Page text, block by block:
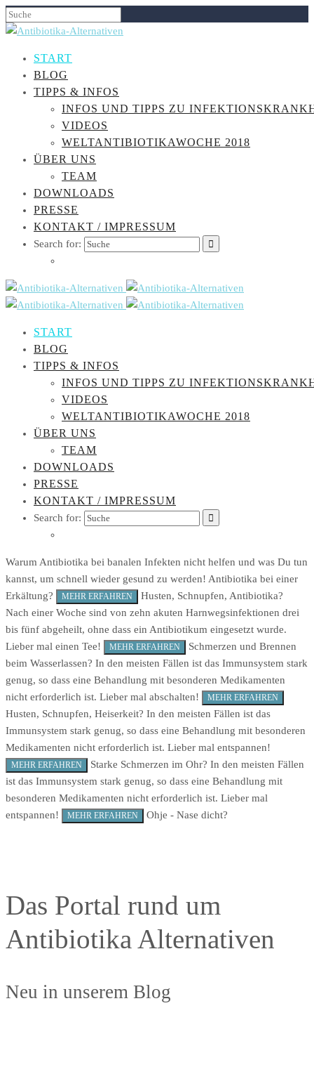
START
BLOG
TIPPS & INFOS
INFOS UND TIPPS ZU
VIDEOS
WELTANTIBIOTIKAWOCHE 2018
ÜBER UNS
TEAM
DOWNLOADS
PRESSE
KONTAKT / IMPRESSUM
Search for:
START
BLOG
TIPPS & INFOS
INFOS UND TIPPS ZU
VIDEOS
WELTANTIBIOTIKAWOCHE 2018
ÜBER UNS
TEAM
DOWNLOADS
PRESSE
KONTAKT / IMPRESSUM
Search for:
Warum Antibiotika bei banalen Infekten nicht helfen und was Du tun
kannst, um schnell wieder gesund zu werden! Antibiotika bei einer
Erkältung?
MEHR ERFAHREN
Husten, Schnupfen, Antibiotika?
Nach einer Woche sind von zehn akuten Harnwegsinfektionen drei
bis fünf abgeheilt, ohne dass ein Antibiotikum eingesetzt wurde.
Lieber mal einen Tee!
MEHR ERFAHREN
Schmerzen und Brennen
beim Wasserlassen? In den meisten Fällen ist das Immunsystem stark
genug, so dass eine Behandlung mit besonderen Medikamenten
nicht erforderlich ist. Lieber mal abschalten! MEHR ERFAHREN
Husten, Schnupfen, Heiserkeit? In den meisten Fällen ist das
Immunsystem stark genug, so dass eine Behandlung mit besonderen
Medikamenten nicht erforderlich ist. Lieber mal entspannen!
MEHR ERFAHREN Starke Schmerzen im Ohr? In den meisten Fällen
ist das Immunsystem stark genug, so dass eine Behandlung mit
besonderen Medikamenten nicht erforderlich ist. Lieber mal
entspannen!
MEHR ERFAHREN Ohje - Nase dicht?
Das Portal rund um
Antibiotika Alternativen
Neu in unserem Blog